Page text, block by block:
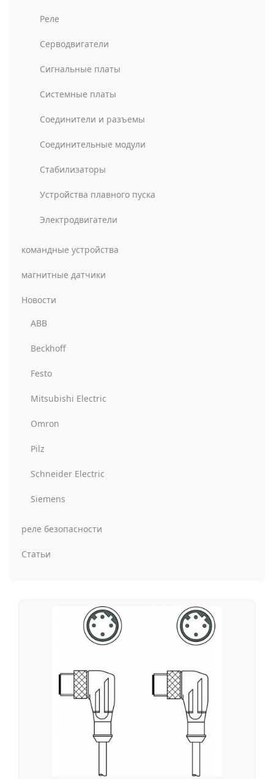
Реле
Серводвигатели
Сигнальные платы
Системные платы
Соединители и разъемы
Соединительные модули
Стабилизаторы
Устройства плавного пуска
Электродвигатели
командные устройства
магнитные датчики
Новости
ABB
Beckhoff
Festo
Mitsubishi Electric
Omron
Pilz
Schneider Electric
Siemens
реле безопасности
Статьи